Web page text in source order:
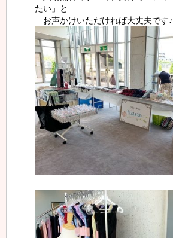
たい」と
お声かけいただければ大丈夫です♪